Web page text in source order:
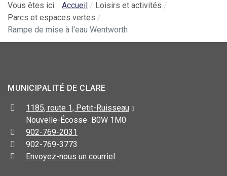
Vous êtes ici : Accueil
Loisirs et activités
Parcs et espaces vertes
Rampe de mise à l'eau Wentworth
MUNICIPALITÉ DE CLARE
1185, route 1, Petit-Ruisseau
Nouvelle-Écosse B0W 1M0
902-769-2031
902-769-3773
Envoyez-nous un courriel